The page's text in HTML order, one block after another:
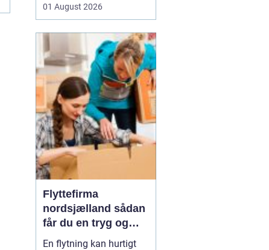
Mange virksomheder i
først værdien af
professionel rengøring,
når støvniveauet stiger,
medarbejdere klager
over indeklimaet, eller
kunder kom...
01 August 2026
Flyttefirma
nordsjælland sådan
får du en tryg og
effektiv flytning
En flytning kan hurtigt